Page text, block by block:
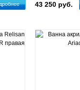
43 250 руб.